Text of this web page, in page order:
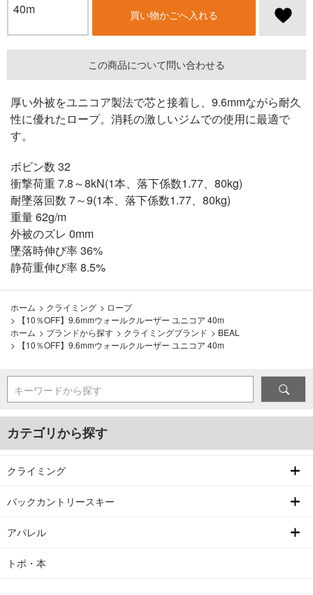
40m 買い物かごへ入れる
この商品について問い合わせる
厚い外被をユニコア製法で芯と接着し、9.6mmながら耐久
性に優れたロープ。消耗の激しいジムでの使用に最適で
す。
ボビン数 32
衝撃荷重 7.8～8kN(1本、落下係数1.77、80kg)
耐墜落回数 7～9(1本、落下係数1.77、80kg)
重量 62g/m
外被のズレ 0mm
墜落時伸び率 36%
静荷重伸び率 8.5%
ホーム > クライミング > ロープ
>
【10％OFF】9.6mmウォールクルーザー ユニコア 40m
ホーム > ブランドから探す > クライミングブランド > BEAL
>
【10％OFF】9.6mmウォールクルーザー ユニコア 40m
キーワードから探す
カテゴリから探す
クライミング
バックカントリースキー
アパレル
トポ・本